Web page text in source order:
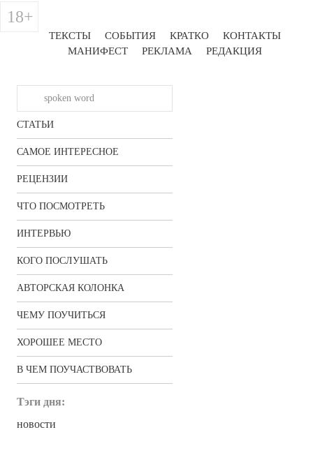
ТЕКСТЫ СОБЫТИЯ КРАТКО
КОНТАКТЫ
МАНИФЕСТ
РЕКЛАМА РЕДАКЦИЯ
18+
СТАТЬИ
САМОЕ ИНТЕРЕСНОЕ
РЕЦЕНЗИИ
ЧТО ПОСМОТРЕТЬ
ИНТЕРВЬЮ
КОГО ПОСЛУШАТЬ
АВТОРСКАЯ КОЛОНКА
ЧЕМУ ПОУЧИТЬСЯ
ХОРОШЕЕ МЕСТО
В ЧЕМ ПОУЧАСТВОВАТЬ
Тэги дня:
новости